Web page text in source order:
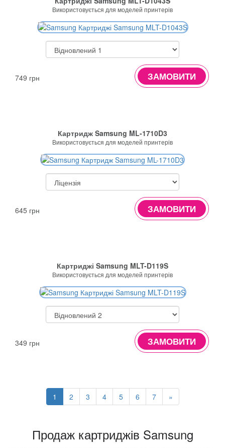
Використовується для моделей принтерів
749 грн ЗАМОВИТИ
Картридж Samsung ML-1710D3
Використовується для моделей принтерів
645 грн ЗАМОВИТИ
Картриджі Samsung MLT-D119S
Використовується для моделей принтерів
349 грн ЗАМОВИТИ
1 2 3 4 5 6 7 »
Продаж картриджів Samsung